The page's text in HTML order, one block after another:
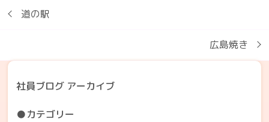
道の駅
広島焼き
社員ブログ アーカイブ
●カテゴリー